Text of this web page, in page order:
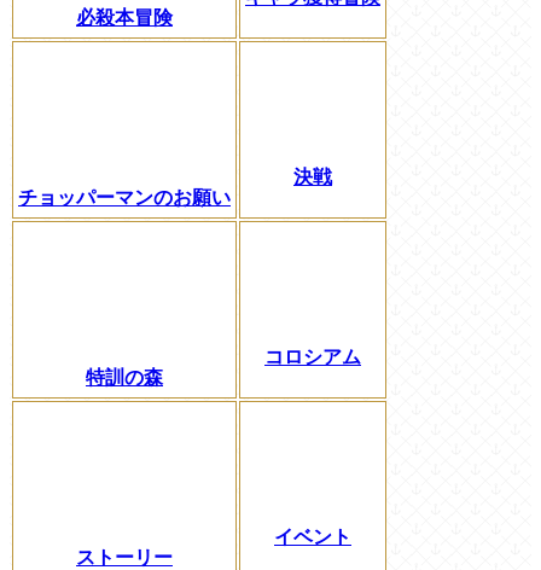
必殺本冒険
チョッパーマンのお願い
決戦
特訓の森
コロシアム
ストーリー
イベント